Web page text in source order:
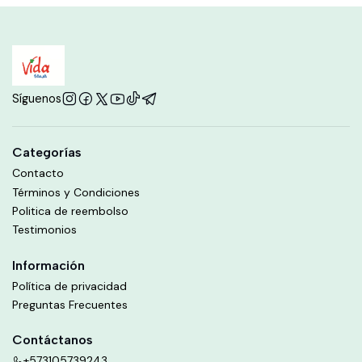
Síguenos
Categorías
Contacto
Términos y Condiciones
Politica de reembolso
Testimonios
Información
Política de privacidad
Preguntas Frecuentes
Contáctanos